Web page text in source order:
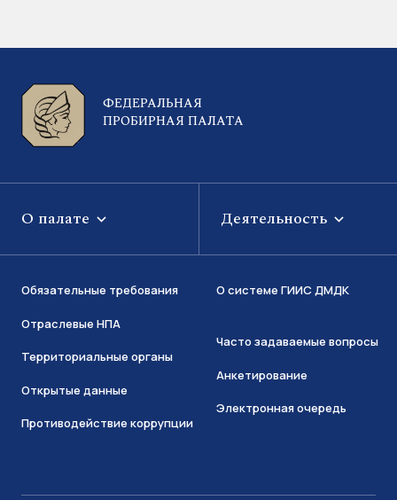
ФЕДЕРАЛЬНАЯ
ПРОБИРНАЯ ПАЛАТА
О палате Деятельность
Обязательные требования
Отраслевые НПА
Территориальные органы
Открытые данные
Противодействие коррупции
О системе ГИИС ДМДК
Часто задаваемые вопросы
Анкетирование
Электронная очередь